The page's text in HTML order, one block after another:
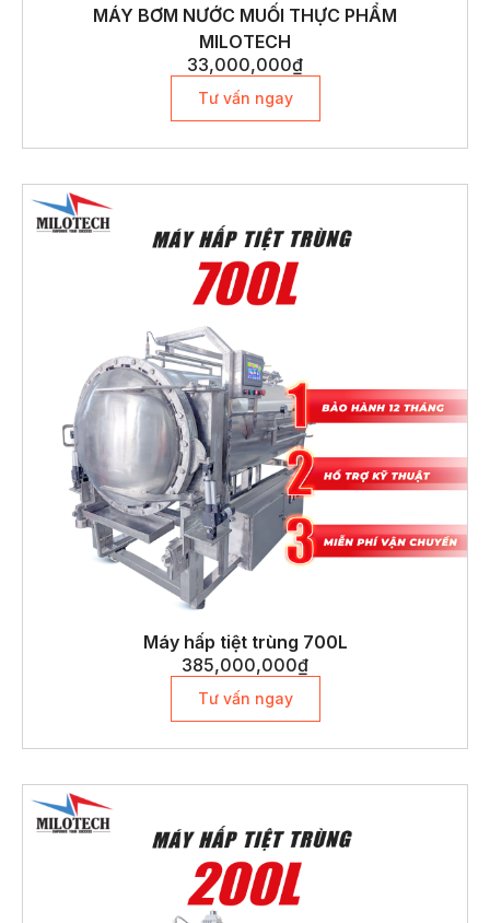
MÁY BƠM NƯỚC MUỐI THỰC PHẨM
MILOTECH
33,000,000₫
Tư vấn ngay
Máy hấp tiệt trùng 700L
385,000,000₫
Tư vấn ngay